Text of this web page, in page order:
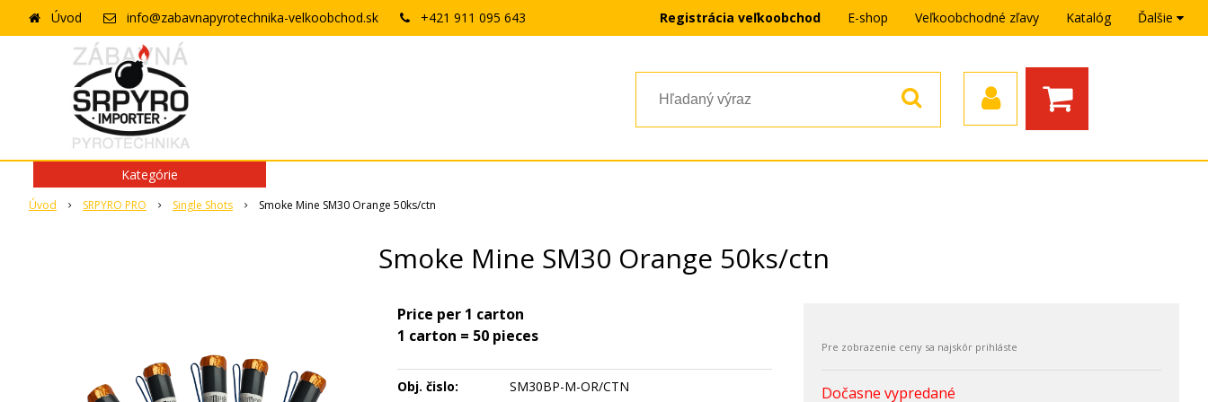
Úvod info@zabavnapyrotechnika-velkoobchod.sk +421 911 095 643 Registrácia veľkoobchod E-shop Veľkoobchodné zľavy Katalóg Ďalšie
Úvod SRPYRO PRO Single Shots Smoke Mine SM30 Orange 50ks/ctn
Smoke Mine SM30 Orange 50ks/ctn
Dočasne vypredané
Price per 1 carton
1 carton = 50 pieces
Obj. čislo: SM30BP-M-OR/CTN
Kategórie